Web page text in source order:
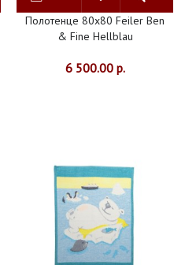
Полотенце 80x80 Feiler Ben
& Fine Hellblau
6 500.00 р.